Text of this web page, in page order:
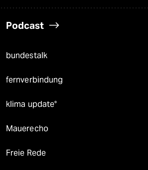
Podcast
bundestalk
fernverbindung
klima update°
Mauerecho
Freie Rede